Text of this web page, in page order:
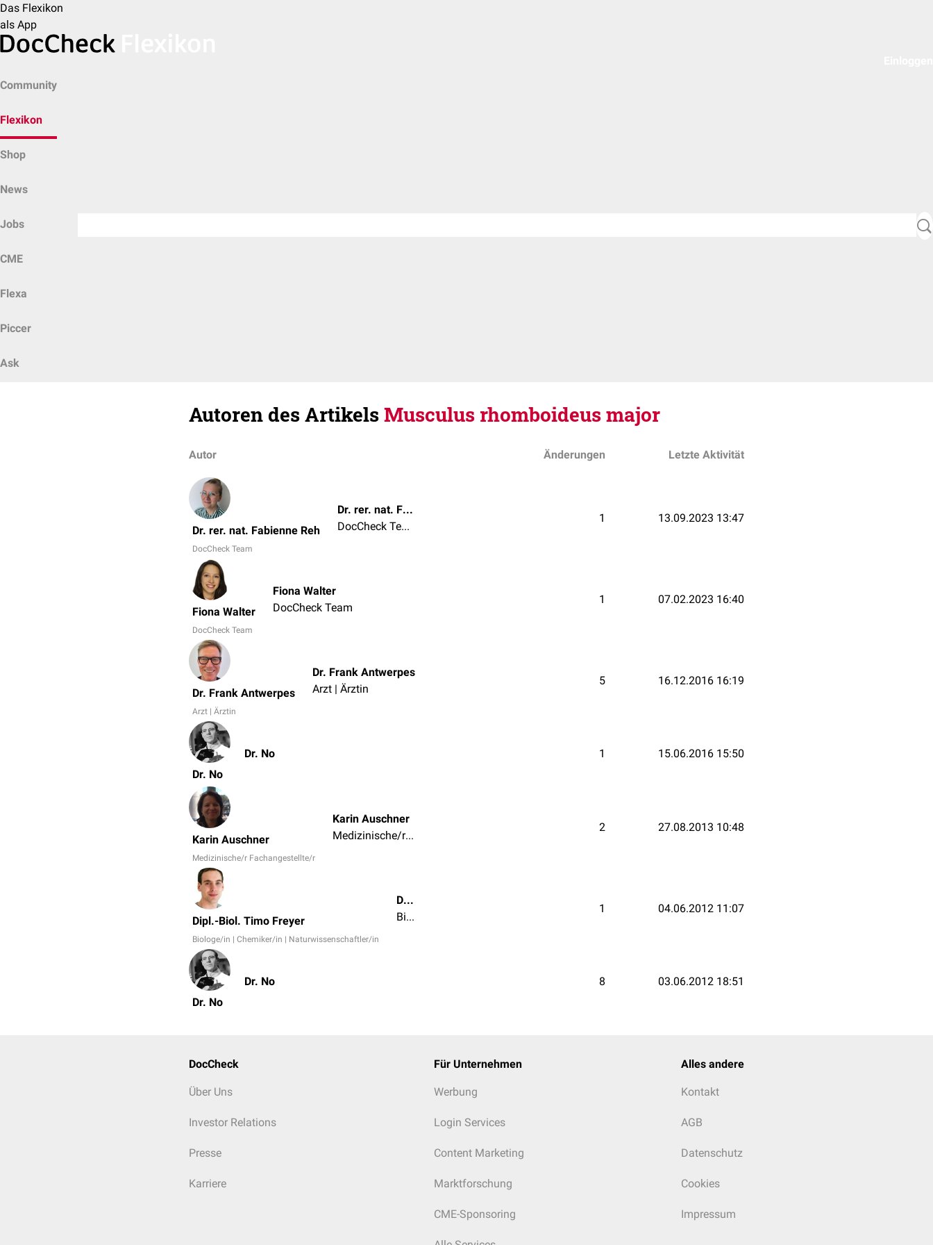
Das Flexikon
als App
Community
Flexikon
Shop
News
Jobs
CME
Flexa
Piccer
Ask
Autoren des ArtikelsMusculus rhomboideus major
Autor Änderungen Letzte Aktivität
Dr. rer. nat. Fabienne Reh
DocCheck Team
Dr. rer. nat. Fabienne Reh
DocCheck Team
1 13.09.2023 13:47
Fiona Walter
DocCheck Team
Fiona Walter
DocCheck Team
1 07.02.2023 16:40
Dr. Frank Antwerpes
Arzt | Ärztin
Dr. Frank Antwerpes
Arzt | Ärztin
5 16.12.2016 16:19
Dr. No
Dr. No 1 15.06.2016 15:50
Karin Auschner
Medizinische/r Fachangestellte/r
Karin Auschner
Medizinische/r Fachangestellte/r
2 27.08.2013 10:48
Dipl.-Biol. Timo Freyer
Biologe/in | Chemiker/in | Naturwissenschaftler/in
Dipl.-Biol. Timo Freyer
Biologe/in | Chemiker/in | Naturwissenschaftler/in
1 04.06.2012 11:07
Dr. No
Dr. No 8 03.06.2012 18:51
DocCheck
Über Uns
Investor Relations
Presse
Karriere
Für Unternehmen
Werbung
Login Services
Content Marketing
Marktforschung
CME-Sponsoring
Alles andere
Kontakt
AGB
Datenschutz
Cookies
Impressum